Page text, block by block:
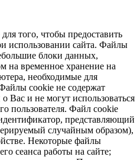
того, чтобы предоставить
использовании сайта. Файлы
блоки данных,
на временное хранение на
необходимые для
cookie не содержат
Вас и не могут использоваться
пользователя. Файл cookie
представляющий
случайным образом),
Некоторые файлы
сеанса работы на сайте;